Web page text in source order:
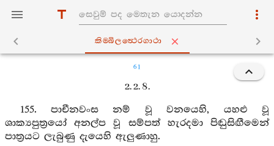
කිම‍්බිලත්‍ථෙරගාථා
61
2. 2. 8.
155. පාචීනවංස නම් වූ වනයෙහි, යහළු වූ
ශාක්‍යපුත්‍රයෝ අනල්ප වූ සම්පත් හැරදමා පිඬුසිඟීමෙන්
පාත්‍රයට ලැබුණු දැයෙහි ඇලුණාහු.